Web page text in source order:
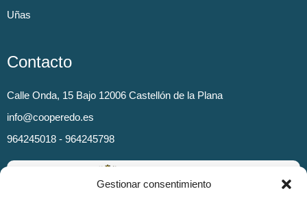
Gestionar consentimiento
Uñas
Contacto
Calle Onda, 15 Bajo 12006 Castellón de la Plana
info@cooperedo.es
964245018 - 964245798